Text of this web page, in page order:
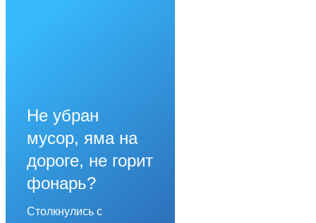
Не убран
мусор, яма на
дороге, не горит
фонарь?
Столкнулись с